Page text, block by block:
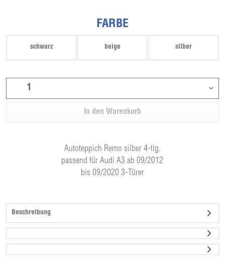
Autoteppich Remo silber 4-tlg.
passend für Audi A3 ab 09/2012
bis 09/2020 3-Türer
FARBE
schwarz beige silber
In den Warenkorb
Beschreibung